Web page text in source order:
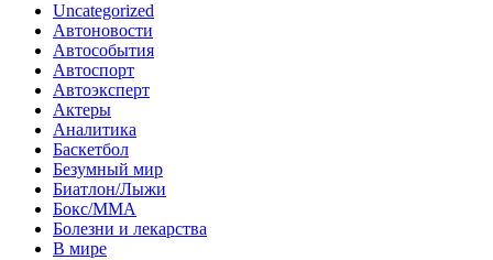
Uncategorized
Автоновости
Автособытия
Автоспорт
Автоэксперт
Актеры
Аналитика
Баскетбол
Безумный мир
Биатлон/Лыжи
Бокс/MMA
Болезни и лекарства
В мире